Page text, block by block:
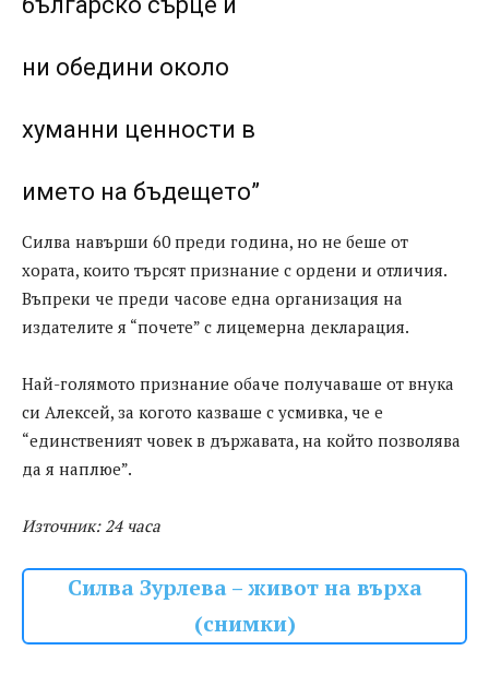
ни обедини около
хуманни ценности в
името на бъдещето”
Силва навърши 60 преди година, но не беше от
хората, които търсят признание с ордени и отличия.
Въпреки че преди часове една организация на
издателите я “почете” с лицемерна декларация.
Най-голямото признание обаче получаваше от внука
си Алексей, за когото казваше с усмивка, че е
“единственият човек в държавата, на който позволява
да я наплюе”.
Източник: 24 часа
Силва Зурлева – живот на върха
(снимки)